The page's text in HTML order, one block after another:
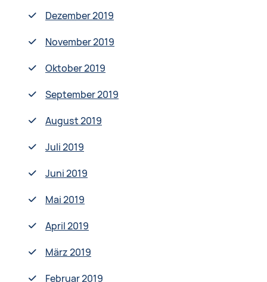
Dezember 2019
November 2019
Oktober 2019
September 2019
August 2019
Juli 2019
Juni 2019
Mai 2019
April 2019
März 2019
Februar 2019